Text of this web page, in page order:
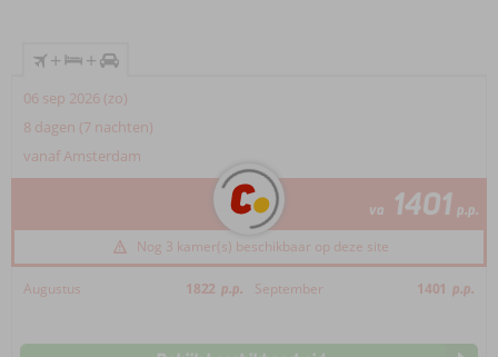
+ +
06 sep 2026 (zo)
8 dagen (7 nachten)
vanaf Amsterdam
va 1401 p.p.
Nog 3 kamer(s) beschikbaar op deze site
Augustus 1822 p.p. September 1401 p.p.